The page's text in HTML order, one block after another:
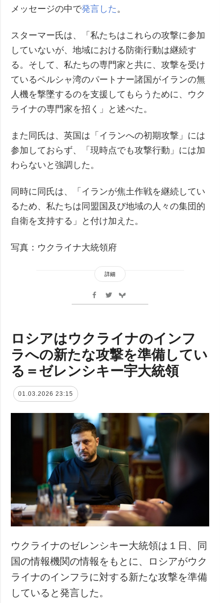
メッセージの中で発言した。
スターマー氏は、「私たちはこれらの攻撃に参加
していないが、地域における防衛行動は継続す
る。そして、私たちの専門家と共に、攻撃を受け
ているペルシャ湾のパートナー諸国がイランの無
人機を撃墜するのを支援してもらうために、ウク
ライナの専門家を招く」と述べた。
また同氏は、英国は「イランへの初期攻撃」には
参加しておらず、「現時点でも攻撃行動」には加
わらないと強調した。
同時に同氏は、「イランが焦土作戦を継続してい
るため、私たちは同盟国及び地域の人々の集団的
自衛を支持する」と付け加えた。
写真：ウクライナ大統領府
詳細
ロシアはウクライナのインフ
ラへの新たな攻撃を準備してい
る＝ゼレンシキー宇大統領
01.03.2026 23:15
ウクライナのゼレンシキー大統領は１日、同
国の情報機関の情報をもとに、ロシアがウク
ライナのインフラに対する新たな攻撃を準備
していると発言した。